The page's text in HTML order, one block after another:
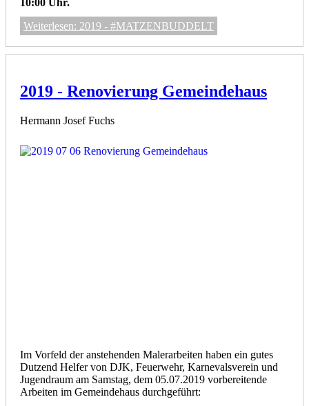
10:00 Uhr.
Weiterlesen: 2019 - #MATZENBUDDELT
2019 - Renovierung Gemeindehaus
Hermann Josef Fuchs
Im Vorfeld der anstehenden Malerarbeiten haben ein gutes
Dutzend Helfer von DJK, Feuerwehr, Karnevalsverein und
Jugendraum am Samstag, dem 05.07.2019 vorbereitende
Arbeiten im Gemeindehaus durchgeführt: